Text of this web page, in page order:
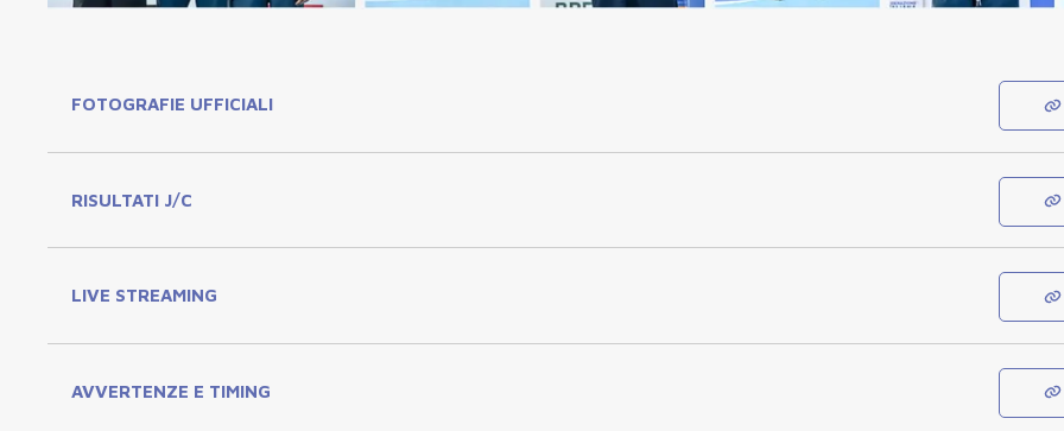
FOTOGRAFIE UFFICIALI
RISULTATI J/C
LIVE STREAMING
AVVERTENZE E TIMING